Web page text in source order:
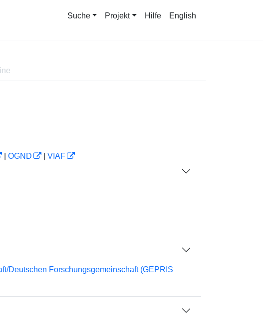
Suche Projekt Hilfe English
OGND
VIAF
Deutschen Forschungsgemeinschaft (GEPRIS